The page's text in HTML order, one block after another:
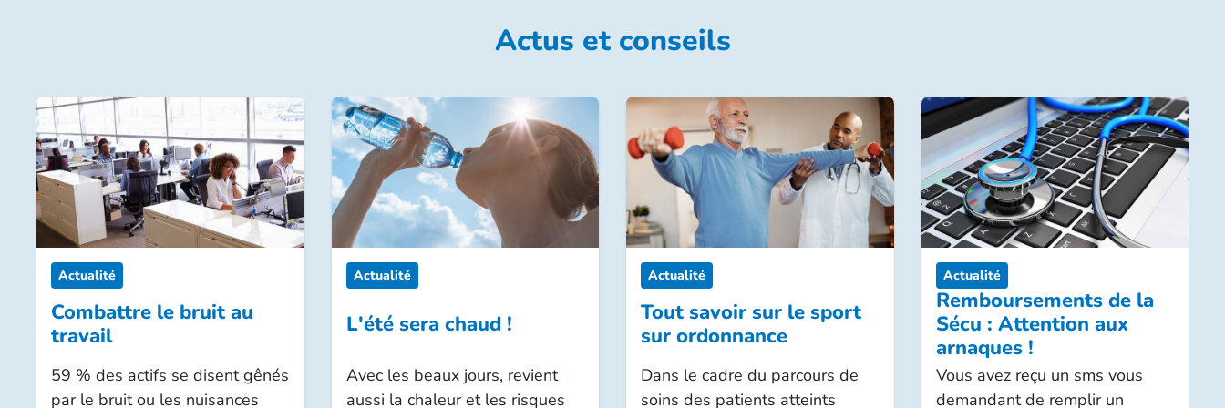
certaines ciblées sur des besoins particuliers (amélioration de votre couverture santé en hospitalisation,
des médecins, pharmacie, hospitalisation, médecines alternatives et complémentaire santé…) aux soins
plus lourds en termes de reste à charge.
Mais dans tous les cas à « prix très doux ».
Demandez une étude sénior personnalisée et un devis : vous serez étonné !
Découvrez nos surcomplémentaires santé
Actus et conseils
Actualité
Combattre le bruit au
travail
59 % des actifs se disent gênés
par le bruit ou les nuisances
Actualité
L'été sera chaud !
Avec les beaux jours, revient
aussi la chaleur et les risques
Actualité
Tout savoir sur le sport
sur ordonnance
Dans le cadre du parcours de
soins des patients atteints
Actualité
Remboursements de la
Sécu : Attention aux
arnaques !
Vous avez reçu un sms vous
demandant de remplir un